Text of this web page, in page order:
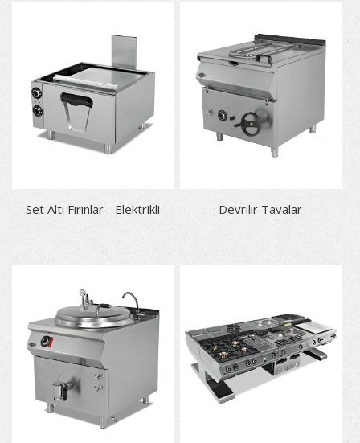
Set Altı Fırınlar - Elektrikli Devrilir Tavalar